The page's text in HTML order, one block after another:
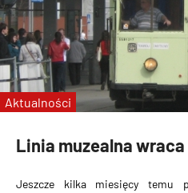
Linia muzealna wraca
Jeszcze kilka miesięcy temu
Aktualności